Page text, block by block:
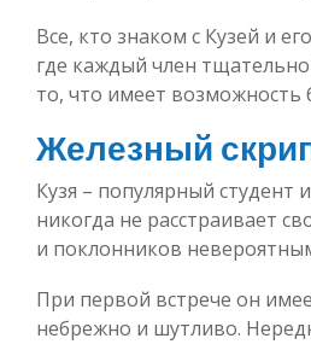
Все, кто знаком с Кузей и
где каждый член
то, что имеет
Железный
Кузя – популярный студент
никогда не расстраивает
и поклонников
При первой встрече он
небрежно и шутливо.